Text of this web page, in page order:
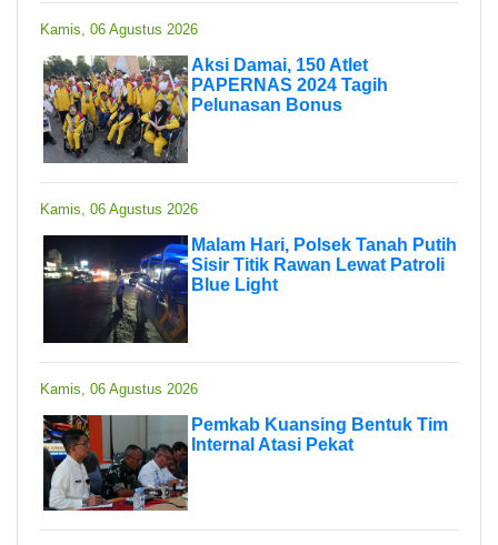
Kamis, 06 Agustus 2026
Aksi Damai, 150 Atlet
PAPERNAS 2024 Tagih
Pelunasan Bonus
Kamis, 06 Agustus 2026
Malam Hari, Polsek Tanah Putih
Sisir Titik Rawan Lewat Patroli
Blue Light
Kamis, 06 Agustus 2026
Pemkab Kuansing Bentuk Tim
Internal Atasi Pekat